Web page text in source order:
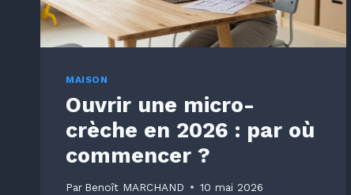
MAISON
Ouvrir une micro-
crèche en 2026 : par où
commencer ?
Par Benoît MARCHAND 10 mai 2026